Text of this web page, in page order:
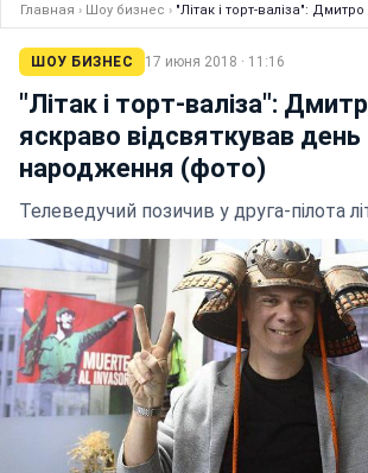
Главная › Шоу бизнес › "Літак і торт-валіза":
ШОУ БИЗНЕС 17 июня 2018 · 11:16
"Літак і торт-валіза":
яскраво відсвяткував день
народження (фото)
Телеведучий позичив у друга-пілота